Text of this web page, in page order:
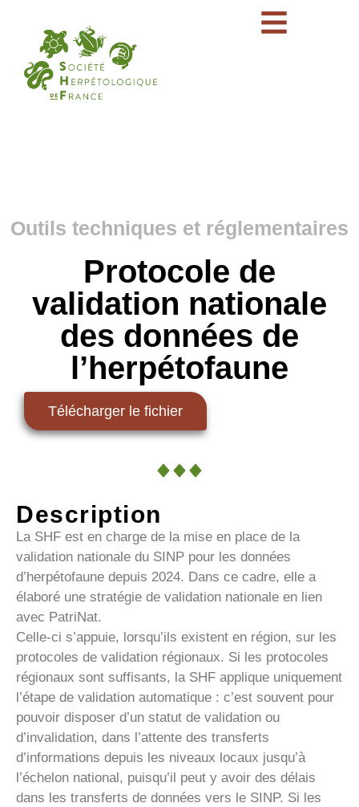
Outils techniques et réglementaires
Protocole de
validation nationale
des données de
l’herpétofaune
Télécharger le fichier
Description
La SHF est en charge de la mise en place de la
validation nationale du SINP pour les données
d’herpétofaune depuis 2024. Dans ce cadre, elle a
élaboré une stratégie de validation nationale en lien
avec PatriNat.
Celle-ci s’appuie, lorsqu’ils existent en région, sur les
protocoles de validation régionaux. Si les protocoles
régionaux sont suffisants, la SHF applique uniquement
l’étape de validation automatique : c’est souvent pour
pouvoir disposer d’un statut de validation ou
d’invalidation, dans l’attente des transferts
d’informations depuis les niveaux locaux jusqu’à
l’échelon national, puisqu’il peut y avoir des délais
dans les transferts de données vers le SINP. Si les